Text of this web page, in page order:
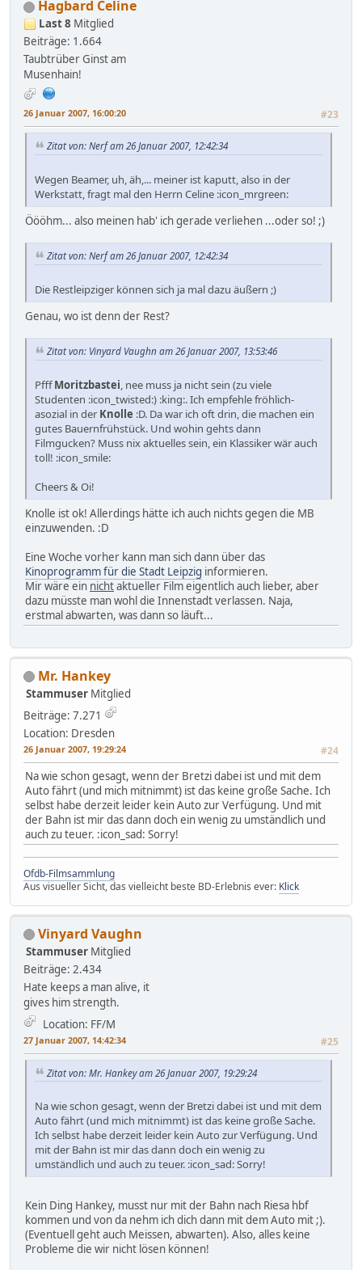
Hagbard Celine
Last 8 Mitglied
Beiträge: 1.664
Taubtrüber Ginst am
Musenhain!
26 Januar 2007, 16:00:20 #23
Zitat von: Nerf am 26 Januar 2007, 12:42:34
Wegen Beamer, uh, äh,... meiner ist kaputt, also in der
Werkstatt, fragt mal den Herrn Celine :icon_mrgreen:
Öööhm... also meinen hab' ich gerade verliehen ...oder so! ;)
Zitat von: Nerf am 26 Januar 2007, 12:42:34
Die Restleipziger können sich ja mal dazu äußern ;)
Genau, wo ist denn der Rest?
Zitat von: Vinyard Vaughn am 26 Januar 2007, 13:53:46
PfffMoritzbastei , nee muss ja nicht sein (zu viele
Studenten :icon_twisted:) :king:. Ich empfehle fröhlich-
asozial in der Knolle :D. Da war ich oft drin, die machen ein
gutes Bauernfrühstück. Und wohin gehts dann
Filmgucken? Muss nix aktuelles sein, ein Klassiker wär auch
toll! :icon_smile:
Cheers & Oi!
Knolle ist ok! Allerdings hätte ich auch nichts gegen die MB
einzuwenden. :D
Eine Woche vorher kann man sich dann über das
Kinoprogramm für die Stadt Leipzig informieren.
Mir wäre ein nichtaktueller Film eigentlich auch lieber, aber
dazu müsste man wohl die Innenstadt verlassen. Naja,
erstmal abwarten, was dann so läuft...
Mr. Hankey
Stammuser Mitglied
Beiträge: 7.271
Location: Dresden
26 Januar 2007, 19:29:24 #24
Na wie schon gesagt, wenn der Bretzi dabei ist und mit dem
Auto fährt (und mich mitnimmt) ist das keine große Sache. Ich
selbst habe derzeit leider kein Auto zur Verfügung. Und mit
der Bahn ist mir das dann doch ein wenig zu umständlich und
auch zu teuer. :icon_sad: Sorry!
Ofdb-Filmsammlung
Aus visueller Sicht, das vielleicht beste BD-Erlebnis ever: Klick
Vinyard Vaughn
Stammuser Mitglied
Beiträge: 2.434
Hate keeps a man alive, it
gives him strength.
Location: FF/M
27 Januar 2007, 14:42:34 #25
Zitat von: Mr. Hankey am 26 Januar 2007, 19:29:24
Na wie schon gesagt, wenn der Bretzi dabei ist und mit dem
Auto fährt (und mich mitnimmt) ist das keine große Sache.
Ich selbst habe derzeit leider kein Auto zur Verfügung. Und
mit der Bahn ist mir das dann doch ein wenig zu
umständlich und auch zu teuer. :icon_sad: Sorry!
Kein Ding Hankey, musst nur mit der Bahn nach Riesa hbf
kommen und von da nehm ich dich dann mit dem Auto mit ;).
(Eventuell geht auch Meissen, abwarten). Also, alles keine
Probleme die wir nicht lösen können!